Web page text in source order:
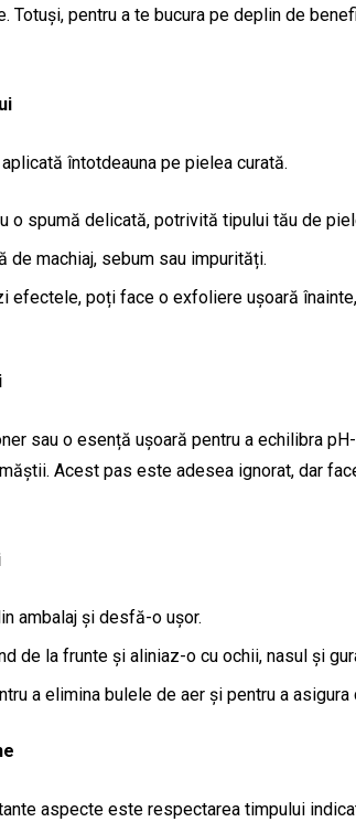
Totuși, pentru a te bucura pe deplin de
întotdeauna pe pielea curată.
o spumă delicată, potrivită tipului tău de
de machiaj, sebum sau impurități.
efectele, poți face o exfoliere ușoară
sau o esență ușoară pentru a echilibra
Acest pas este adesea ignorat, dar
ambalaj și desfă-o ușor.
de la frunte și aliniaz-o cu ochii, nasul și
a elimina bulele de aer și pentru a
aspecte este respectarea timpului